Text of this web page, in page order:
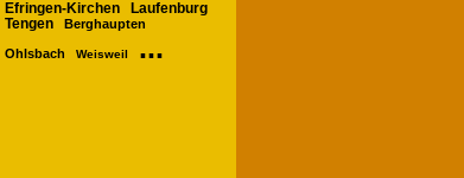
Efringen-Kirchen
Laufenburg
Tengen Berghaupten
Ohlsbach Weisweil ...